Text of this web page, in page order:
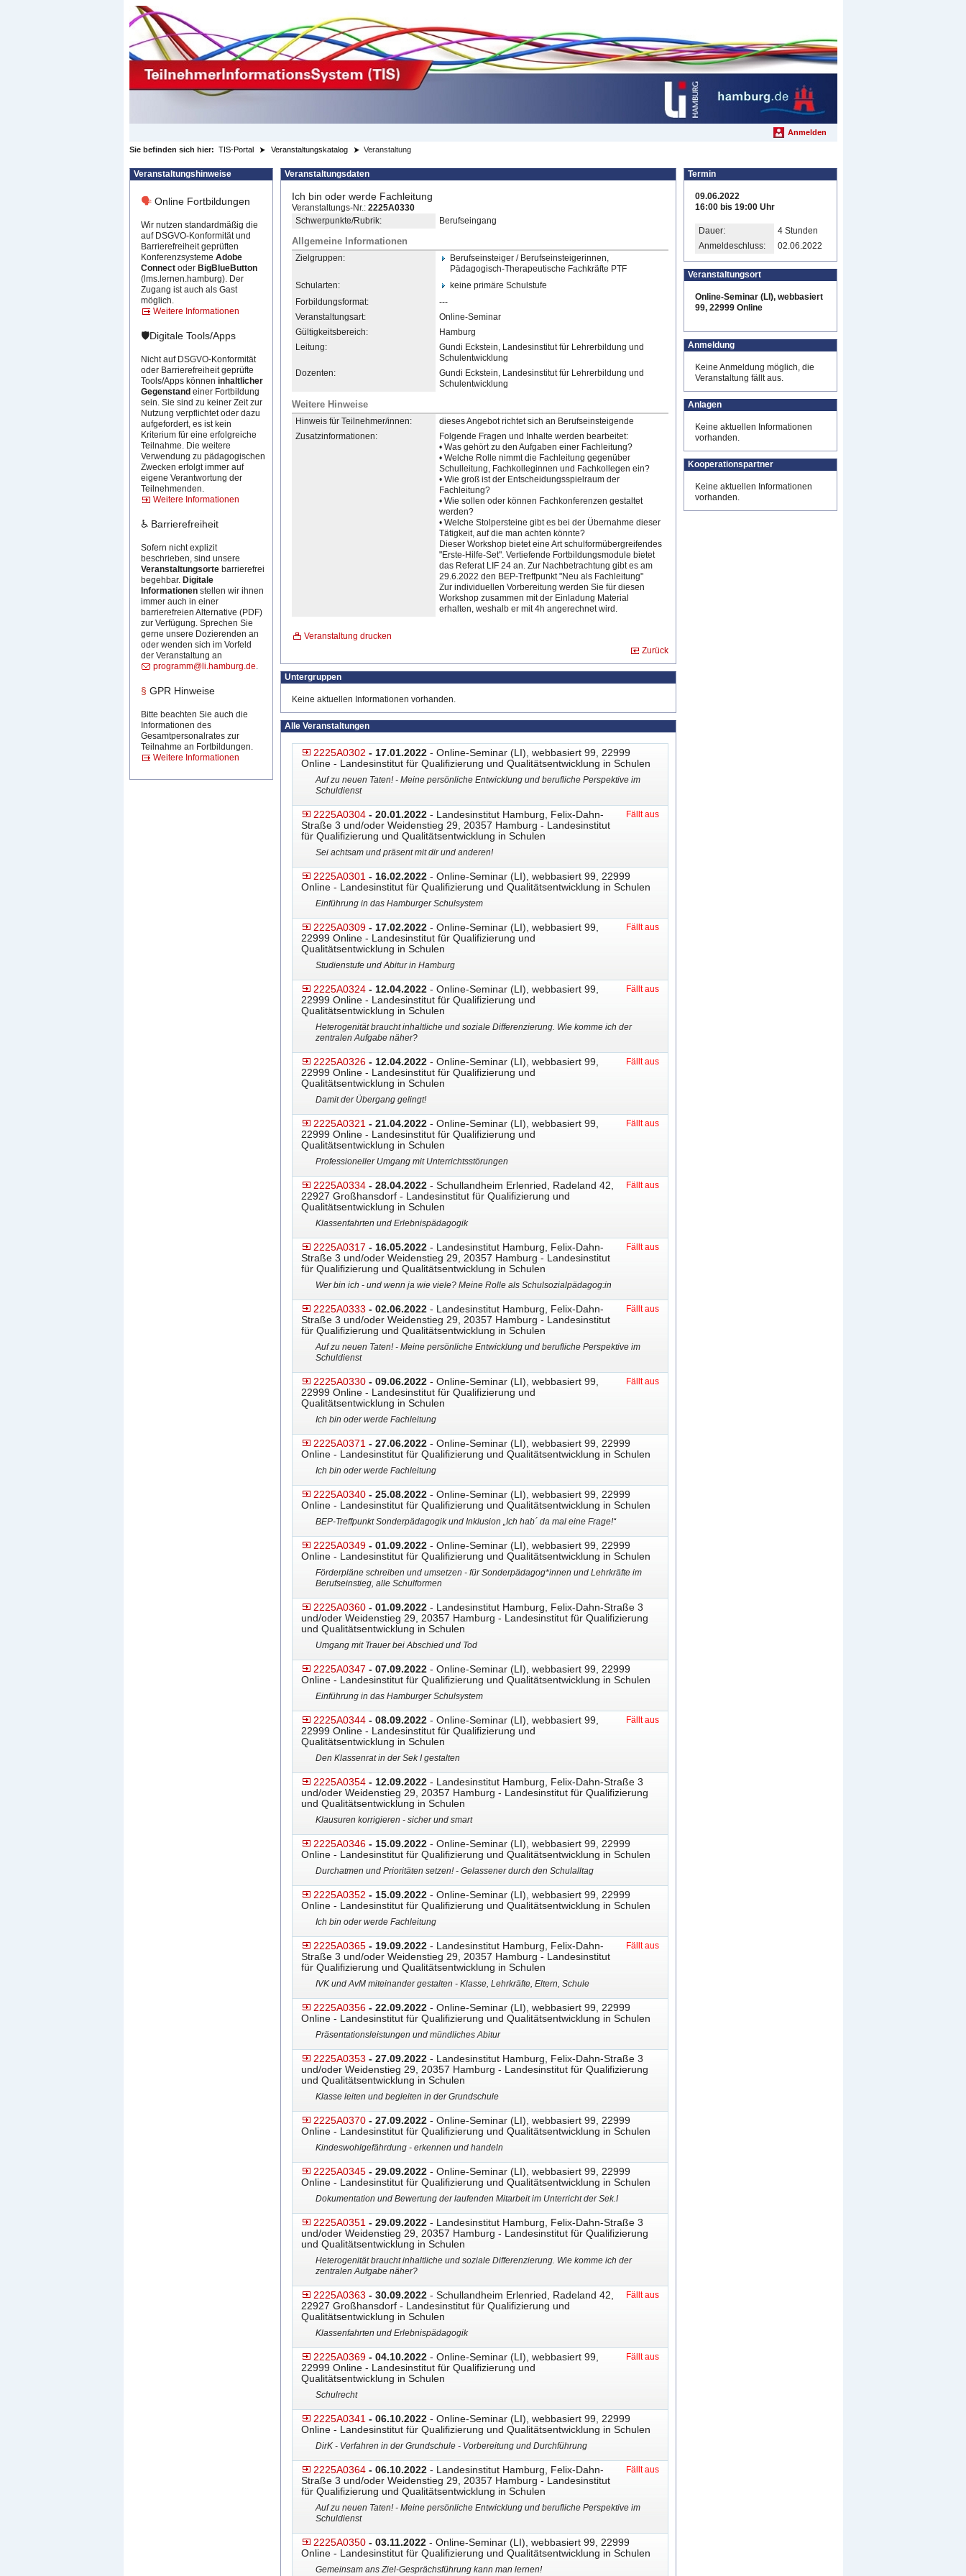
Anmelden
Sie befinden sich hier: TIS-Portal Veranstaltungskatalog Veranstaltung
Veranstaltungshinweise
🗣Online Fortbildungen
Wir nutzen standardmäßig die
auf DSGVO-Konformität und
Barrierefreiheit geprüften
Konferenzsysteme Adobe
Connect oderBigBlueButton
(lms.lernen.hamburg). Der
Zugang ist auch als Gast
möglich.
Weitere Informationen
🛡️Digitale Tools/Apps
Nicht auf DSGVO-Konformität
oder Barrierefreiheit geprüfte
Tools/Apps können inhaltlicher
Gegenstand einer Fortbildung
sein. Sie sind zu keiner Zeit zur
Nutzung verpflichtet oder dazu
aufgefordert, es ist kein
Kriterium für eine erfolgreiche
Teilnahme. Die weitere
Verwendung zu pädagogischen
Zwecken erfolgt immer auf
eigene Verantwortung der
Teilnehmenden.
Weitere Informationen
♿ Barrierefreiheit
Sofern nicht explizit
beschrieben, sind unsere
Veranstaltungsortebarrierefrei
begehbar. Digitale
Informationenstellen wir ihnen
immer auch in einer
barrierefreien Alternative (PDF)
zur Verfügung. Sprechen Sie
gerne unsere Dozierenden an
oder wenden sich im Vorfeld
der Veranstaltung an
programm@li.hamburg.de.
§ GPR Hinweise
Bitte beachten Sie auch die
Informationen des
Gesamtpersonalrates zur
Teilnahme an Fortbildungen.
Weitere Informationen
Veranstaltungsdaten
Ich bin oder werde Fachleitung
Veranstaltungs-Nr.: 2225A0330
Schwerpunkte/Rubrik:
Berufseingang
Allgemeine Informationen
Zielgruppen:
Berufseinsteiger / Berufseinsteigerinnen,
Pädagogisch-Therapeutische ​ Fachkräfte PTF
Schularten:
keine primäre Schulstufe
Forbildungsformat:
---
Veranstaltungsart:
Online-Seminar
Gültigkeitsbereich:
Hamburg
Leitung:
Gundi Eckstein, Landesinstitut für Lehrerbildung und
Schulentwicklung
Dozenten:
Gundi Eckstein, Landesinstitut für Lehrerbildung und
Schulentwicklung
Weitere Hinweise
Hinweis für Teilnehmer/innen:
dieses Angebot richtet sich an Berufseinsteigende
Zusatzinformationen:
Folgende Fragen und Inhalte werden bearbeitet:
• Was gehört zu den Aufgaben einer Fachleitung?
• Welche Rolle nimmt die Fachleitung gegenüber
Schulleitung, Fachkolleginnen und Fachkollegen ein?
• Wie groß ist der Entscheidungsspielraum der
Fachleitung?
• Wie sollen oder können Fachkonferenzen gestaltet
werden?
• Welche Stolpersteine gibt es bei der Übernahme dieser
Tätigkeit, auf die man achten könnte?
Dieser Workshop bietet eine Art schulformübergreifendes
"Erste-Hilfe-Set". Vertiefende Fortbildungsmodule bietet
das Referat LIF 24 an. Zur Nachbetrachtung gibt es am
29.6.2022 den BEP-Treffpunkt "Neu als Fachleitung"
Zur individuellen Vorbereitung werden Sie für diesen
Workshop zusammen mit der Einladung Material
erhalten, weshalb er mit 4h angerechnet wird.
Veranstaltung drucken
Zurück
Untergruppen
Keine aktuellen Informationen vorhanden.
Alle Veranstaltungen
2225A0302 - 17.01.2022- Online-Seminar (LI), webbasiert 99, 22999
Online - Landesinstitut für Qualifizierung und Qualitätsentwicklung in Schulen
Auf zu neuen Taten! - Meine persönliche Entwicklung und berufliche Perspektive im
Schuldienst
2225A0304 - 20.01.2022- Landesinstitut Hamburg, Felix-Dahn-
Straße 3 und/oder Weidenstieg 29, 20357 Hamburg - Landesinstitut
für Qualifizierung und Qualitätsentwicklung in Schulen
Fällt aus
Sei achtsam und präsent mit dir und anderen!
2225A0301 - 16.02.2022- Online-Seminar (LI), webbasiert 99, 22999
Online - Landesinstitut für Qualifizierung und Qualitätsentwicklung in Schulen
Einführung in das Hamburger Schulsystem
2225A0309 - 17.02.2022- Online-Seminar (LI), webbasiert 99,
22999 Online - Landesinstitut für Qualifizierung und
Qualitätsentwicklung in Schulen
Fällt aus
Studienstufe und Abitur in Hamburg
2225A0324 - 12.04.2022- Online-Seminar (LI), webbasiert 99,
22999 Online - Landesinstitut für Qualifizierung und
Qualitätsentwicklung in Schulen
Fällt aus
Heterogenität braucht inhaltliche und soziale Differenzierung. Wie komme ich der
zentralen Aufgabe näher?
2225A0326 - 12.04.2022- Online-Seminar (LI), webbasiert 99,
22999 Online - Landesinstitut für Qualifizierung und
Qualitätsentwicklung in Schulen
Fällt aus
Damit der Übergang gelingt!
2225A0321 - 21.04.2022- Online-Seminar (LI), webbasiert 99,
22999 Online - Landesinstitut für Qualifizierung und
Qualitätsentwicklung in Schulen
Fällt aus
Professioneller Umgang mit Unterrichtsstörungen
2225A0334 - 28.04.2022- Schullandheim Erlenried, Radeland 42,
22927 Großhansdorf - Landesinstitut für Qualifizierung und
Qualitätsentwicklung in Schulen
Fällt aus
Klassenfahrten und Erlebnispädagogik
2225A0317 - 16.05.2022- Landesinstitut Hamburg, Felix-Dahn-
Straße 3 und/oder Weidenstieg 29, 20357 Hamburg - Landesinstitut
für Qualifizierung und Qualitätsentwicklung in Schulen
Fällt aus
Wer bin ich - und wenn ja wie viele? Meine Rolle als Schulsozialpädagog:in
2225A0333 - 02.06.2022- Landesinstitut Hamburg, Felix-Dahn-
Straße 3 und/oder Weidenstieg 29, 20357 Hamburg - Landesinstitut
für Qualifizierung und Qualitätsentwicklung in Schulen
Fällt aus
Auf zu neuen Taten! - Meine persönliche Entwicklung und berufliche Perspektive im
Schuldienst
2225A0330 - 09.06.2022- Online-Seminar (LI), webbasiert 99,
22999 Online - Landesinstitut für Qualifizierung und
Qualitätsentwicklung in Schulen
Fällt aus
Ich bin oder werde Fachleitung
2225A0371 - 27.06.2022- Online-Seminar (LI), webbasiert 99, 22999
Online - Landesinstitut für Qualifizierung und Qualitätsentwicklung in Schulen
Ich bin oder werde Fachleitung
2225A0340 - 25.08.2022- Online-Seminar (LI), webbasiert 99, 22999
Online - Landesinstitut für Qualifizierung und Qualitätsentwicklung in Schulen
BEP-Treffpunkt Sonderpädagogik und Inklusion „Ich hab´ da mal eine Frage!“
2225A0349 - 01.09.2022- Online-Seminar (LI), webbasiert 99, 22999
Online - Landesinstitut für Qualifizierung und Qualitätsentwicklung in Schulen
Förderpläne schreiben und umsetzen - für Sonderpädagog*innen und Lehrkräfte im
Berufseinstieg, alle Schulformen
2225A0360 - 01.09.2022- Landesinstitut Hamburg, Felix-Dahn-Straße 3
und/oder Weidenstieg 29, 20357 Hamburg - Landesinstitut für Qualifizierung
und Qualitätsentwicklung in Schulen
Umgang mit Trauer bei Abschied und Tod
2225A0347 - 07.09.2022- Online-Seminar (LI), webbasiert 99, 22999
Online - Landesinstitut für Qualifizierung und Qualitätsentwicklung in Schulen
Einführung in das Hamburger Schulsystem
2225A0344 - 08.09.2022- Online-Seminar (LI), webbasiert 99,
22999 Online - Landesinstitut für Qualifizierung und
Qualitätsentwicklung in Schulen
Fällt aus
Den Klassenrat in der Sek I gestalten
2225A0354 - 12.09.2022- Landesinstitut Hamburg, Felix-Dahn-Straße 3
und/oder Weidenstieg 29, 20357 Hamburg - Landesinstitut für Qualifizierung
und Qualitätsentwicklung in Schulen
Klausuren korrigieren - sicher und smart
2225A0346 - 15.09.2022- Online-Seminar (LI), webbasiert 99, 22999
Online - Landesinstitut für Qualifizierung und Qualitätsentwicklung in Schulen
Durchatmen und Prioritäten setzen! - Gelassener durch den Schulalltag
2225A0352 - 15.09.2022- Online-Seminar (LI), webbasiert 99, 22999
Online - Landesinstitut für Qualifizierung und Qualitätsentwicklung in Schulen
Ich bin oder werde Fachleitung
2225A0365 - 19.09.2022- Landesinstitut Hamburg, Felix-Dahn-
Straße 3 und/oder Weidenstieg 29, 20357 Hamburg - Landesinstitut
für Qualifizierung und Qualitätsentwicklung in Schulen
Fällt aus
IVK und AvM miteinander gestalten - Klasse, Lehrkräfte, Eltern, Schule
2225A0356 - 22.09.2022- Online-Seminar (LI), webbasiert 99, 22999
Online - Landesinstitut für Qualifizierung und Qualitätsentwicklung in Schulen
Präsentationsleistungen und mündliches Abitur
2225A0353 - 27.09.2022- Landesinstitut Hamburg, Felix-Dahn-Straße 3
und/oder Weidenstieg 29, 20357 Hamburg - Landesinstitut für Qualifizierung
und Qualitätsentwicklung in Schulen
Klasse leiten und begleiten in der Grundschule
2225A0370 - 27.09.2022- Online-Seminar (LI), webbasiert 99, 22999
Online - Landesinstitut für Qualifizierung und Qualitätsentwicklung in Schulen
Kindeswohlgefährdung - erkennen und handeln
2225A0345 - 29.09.2022- Online-Seminar (LI), webbasiert 99, 22999
Online - Landesinstitut für Qualifizierung und Qualitätsentwicklung in Schulen
Dokumentation und Bewertung der laufenden Mitarbeit im Unterricht der Sek.I
2225A0351 - 29.09.2022- Landesinstitut Hamburg, Felix-Dahn-Straße 3
und/oder Weidenstieg 29, 20357 Hamburg - Landesinstitut für Qualifizierung
und Qualitätsentwicklung in Schulen
Heterogenität braucht inhaltliche und soziale Differenzierung. Wie komme ich der
zentralen Aufgabe näher?
2225A0363 - 30.09.2022- Schullandheim Erlenried, Radeland 42,
22927 Großhansdorf - Landesinstitut für Qualifizierung und
Qualitätsentwicklung in Schulen
Fällt aus
Klassenfahrten und Erlebnispädagogik
2225A0369 - 04.10.2022- Online-Seminar (LI), webbasiert 99,
22999 Online - Landesinstitut für Qualifizierung und
Qualitätsentwicklung in Schulen
Fällt aus
Schulrecht
2225A0341 - 06.10.2022- Online-Seminar (LI), webbasiert 99, 22999
Online - Landesinstitut für Qualifizierung und Qualitätsentwicklung in Schulen
DirK - Verfahren in der Grundschule - Vorbereitung und Durchführung
2225A0364 - 06.10.2022- Landesinstitut Hamburg, Felix-Dahn-
Straße 3 und/oder Weidenstieg 29, 20357 Hamburg - Landesinstitut
für Qualifizierung und Qualitätsentwicklung in Schulen
Fällt aus
Auf zu neuen Taten! - Meine persönliche Entwicklung und berufliche Perspektive im
Schuldienst
2225A0350 - 03.11.2022- Online-Seminar (LI), webbasiert 99, 22999
Online - Landesinstitut für Qualifizierung und Qualitätsentwicklung in Schulen
Gemeinsam ans Ziel-Gesprächsführung kann man lernen!
Termin
09.06.2022
16:00 bis 19:00 Uhr
Dauer:
4 Stunden
Anmeldeschluss:
02.06.2022
Veranstaltungsort
Online-Seminar (LI), webbasiert
99, 22999 Online
Anmeldung
Keine Anmeldung möglich, die
Veranstaltung fällt aus.
Anlagen
Keine aktuellen Informationen
vorhanden.
Kooperationspartner
Keine aktuellen Informationen
vorhanden.